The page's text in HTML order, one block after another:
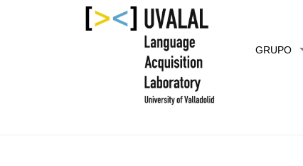
Skip
GRUPO